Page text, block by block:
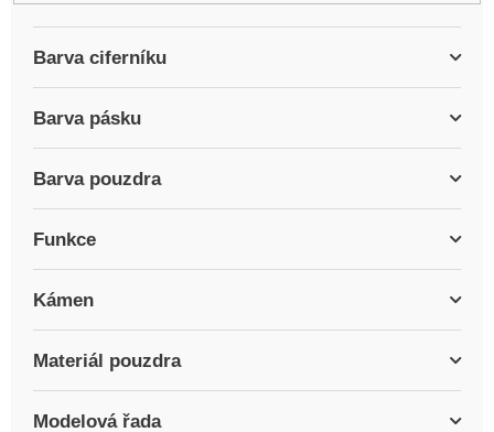
Barva ciferníku
Barva pásku
Barva pouzdra
Funkce
Kámen
Materiál pouzdra
Modelová řada